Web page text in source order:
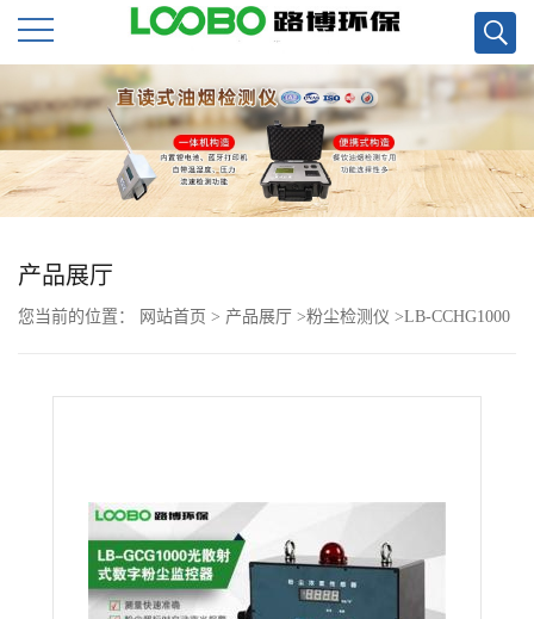
公
司
首
页
公
产品展厅
您当前的位置： 网站首页 > 产品展厅 >粉尘检测仪 >LB-CCHG1000